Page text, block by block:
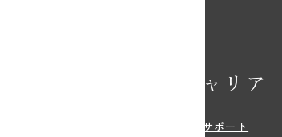
キャリア
就職サポート